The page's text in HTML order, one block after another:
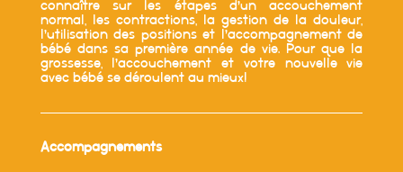
connaître sur les étapes d’un accouchement
normal, les contractions, la gestion de la douleur,
l’utilisation des positions et l’accompagnement de
bébé dans sa première année de vie. Pour que la
grossesse, l’accouchement et votre nouvelle vie
avec bébé se déroulent au mieux!
Accompagnements